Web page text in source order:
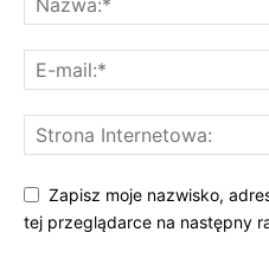
Zapisz moje nazwisko,
tej przeglądarce na następny